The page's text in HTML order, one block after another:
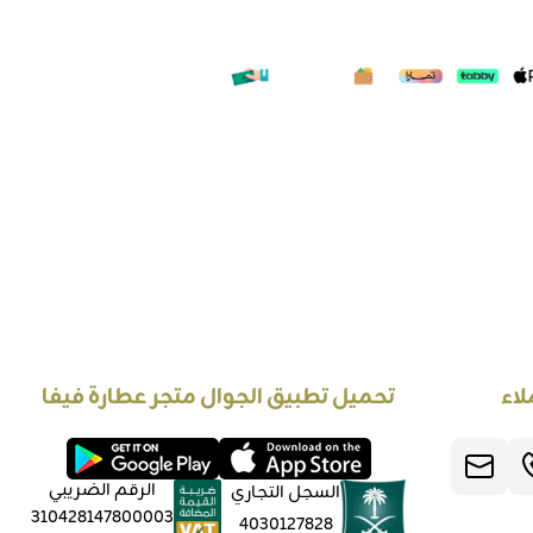
تحميل تطبيق الجوال متجر عطارة فيفا
السجل التجاري
4030127828
الرقم الضريبي
310428147800003